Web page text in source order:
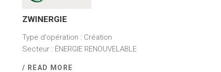
8 septembre 2025
ZWINERGIE
Type d'opération : Création
Secteur : ÉNERGIE RENOUVELABLE
/ READ MORE